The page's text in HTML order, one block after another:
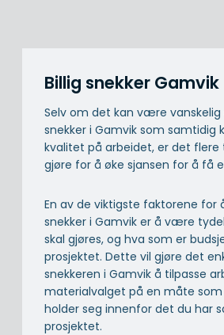
Billig snekker Gamvik
Selv om det kan være vanskelig
snekker i Gamvik som samtidig
kvalitet på arbeidet, er det flere
gjøre for å øke sjansen for å få
En av de viktigste faktorene for
snekker i Gamvik er å være
skal gjøres, og hva som er
prosjektet. Dette vil gjøre det
snekkeren i Gamvik å tilpasse
materialvalget på en måte som
holder seg innenfor det du har
prosjektet.